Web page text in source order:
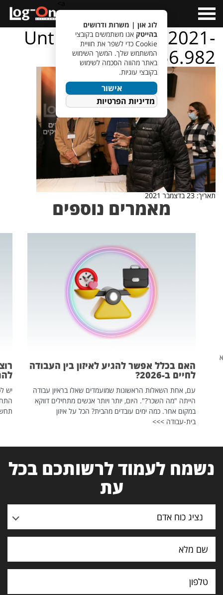
Menu
Untitled design – 2021-
12-23T122656.982
תאריך: 23 בדצמבר 2021
מאמרים נוספים
האם בכלל אפשר להגיע לאיזון בין העבודה
לחיים ב-2026?
עם, אחת השאלות הראשונות שמועמדים שאלו בראיון עבודה
הייתה "מה השכר?". היום, יותר ויותר אנשים מתחילים דווקא
במקום אחר. כמה ימים עובדים מהבית? הכל על איזון
בית-עבודה >>>
יש
נשמח לעמוד לרשותכם בכל
עת
נציג כוח אדם
לוג און | משרות ודרושים
בהייטק אנו משתמשים בקובצי
Cookie כדי לשפר את חוויית
המשתמש שלך. המשך השימוש
באתר מהווה הסכמה לשימוש
בקובצי עוגיות.
אישור
מדיניות הפרטיות